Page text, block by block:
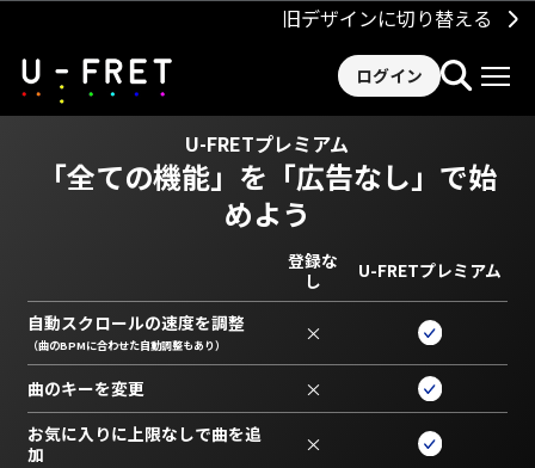
旧デザインに切り替える
ログイン
U-FRETプレミアム
「全ての機能」を 「広告なし」で始
めよう
登録な
し
U-FRETプレミアム
自動スクロールの速度を調整
（曲のBPMに合わせた自動調整もあり） ×
曲のキーを変更 ×
お気に入りに上限なしで曲を追
加
×